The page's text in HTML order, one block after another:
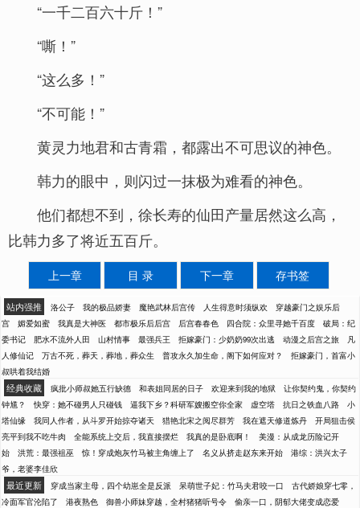
“一千二百六十斤！”
“嘶！”
“这么多！”
“不可能！”
黄灵力地君和古青霜，都露出不可思议的神色。
韩力的眼中，则闪过一抹极为难看的神色。
他们都想不到，徐长寿的仙田产量居然这么高，
比韩力多了将近五百斤。
上一章 目 录 下一章 存书签
站内强推 洛公子 我的极品娇妻 魔艳武林后宫传 人生得意时须纵欢
穿越豪门之娱乐后
宫
媚爱如蜜 我真是大神医 都市极乐后后宫 后宫春春色 四合院：众里寻她千百度
破局：纪
委书记
肥水不流外人田 山村情事 最强兵王 拒嫁豪门：少奶奶99次出逃 动漫之后宫之旅
凡
人修仙记
万古不死，葬天，葬地，葬众生 普攻永久加生命，阁下如何应对？
拒嫁豪门，首富小
叔哄着我结婚
经典收藏 疯批小师叔她五行缺德 和表姐同居的日子 欢迎来到我的地狱
让你契约鬼，你契约
钟馗？
快穿：她不碰男人只碰钱 逼我下乡？科研军嫂搬空你全家 虚空塔 抗日之铁血八路
小
塔仙缘
我同人作者，从斗罗开始掠夺诸天 猎艳北宋之阅尽群芳 我在遮天修道炼丹
开局狙击侯
亮平到我不吃牛肉
全能系统上交后，我直接摆烂 我真的是卧底啊！
美漫：从成龙历险记开
始
洪荒：最强祖巫 惊！穿成炮灰竹马被主角缠上了 名义从挤走赵东来开始
港综：洪兴太子
爷，老婆李佳欣
最近更新 穿成当家主母，四个幼崽全是反派 呆萌世子妃：竹马夫君咬一口
古代娇娘穿七零，
冷面军官沦陷了
港夜熟色 御兽小师妹穿越，全村猪猪听号令 偷亲一口，阴郁大佬变成恋爱